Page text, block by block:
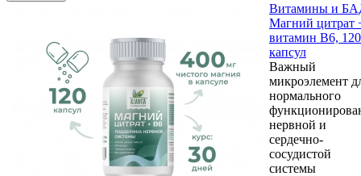
Витамины и
Магний цитрат
витамин B6, 120
капсул
Важный
микроэлемент
нормального
нервной и
сердечно-
сосудистой
системы